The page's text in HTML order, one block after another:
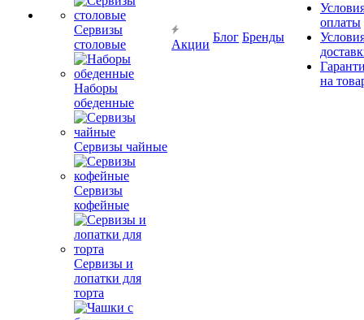
Сервизы
столовые
Наборы
обеденные
Сервизы чайные
Сервизы
кофейные
Сервизы и
лопатки для
торта
Акции
Блог Бренды
оплаты
на